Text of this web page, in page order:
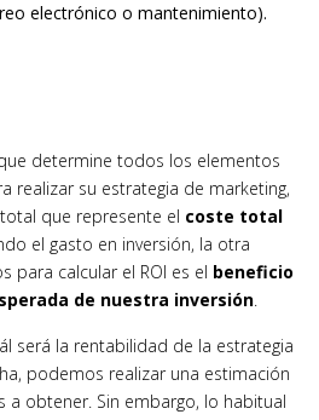
electrónico o mantenimiento).
determine todos los elementos
realizar su estrategia de marketing,
que represente el coste total
el gasto en inversión, la otra
para calcular el ROI es el beneficio
de nuestra inversión.
será la rentabilidad de la estrategia
podemos realizar una estimación
a obtener. Sin embargo, lo habitual